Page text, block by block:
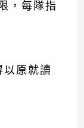
，每隊指
以原就讀